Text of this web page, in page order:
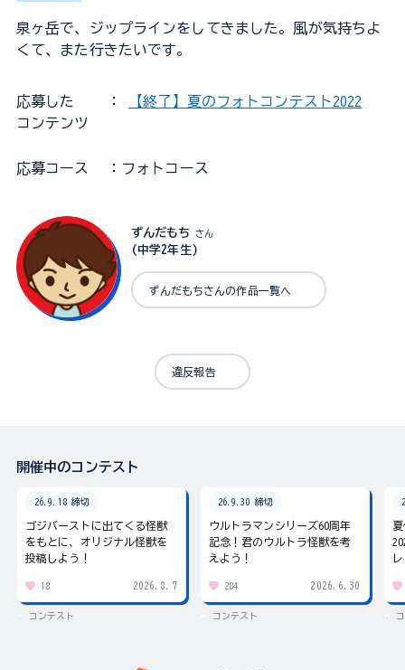
泉ヶ岳で、ジップラインをしてきました。風が気持ちよ
くて、また行きたいです。
応募した
コンテンツ
： 【終了】夏のフォトコンテスト2022
応募コース ：フォトコース
ずんだもち さん
(中学2年生)
ずんだもちさんの作品一覧へ
違反報告
開催中のコンテスト
26.9.18 締切
ゴジバーストに出てくる怪獣
をもとに、オリジナル怪獣を
投稿しよう！
18 2026.8.7
コンテスト
26.9.30 締切
ウルトラマンシリーズ60周年
記念！君のウルトラ怪獣を考
えよう！
284 2026.6.30
コンテスト